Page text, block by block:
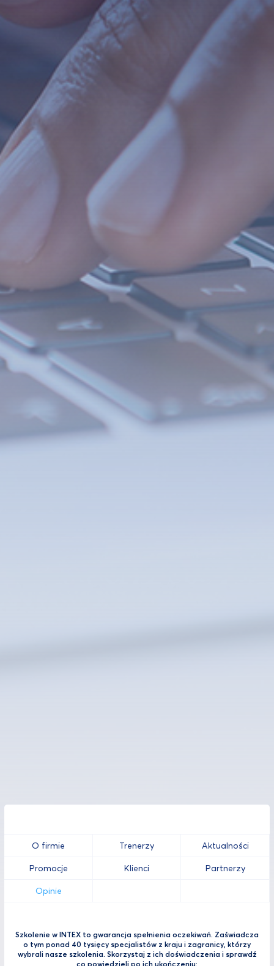
O firmie Trenerzy Aktualności
Promocje Klienci Partnerzy
Opinie
Szkolenie w INTEX to gwarancja spełnienia oczekiwań. Zaświadcza
o tym ponad 40 tysięcy specjalistów z kraju i zagranicy, którzy
wybrali nasze szkolenia. Skorzystaj z ich doświadczenia i sprawdź
co powiedzieli po ich ukończeniu: